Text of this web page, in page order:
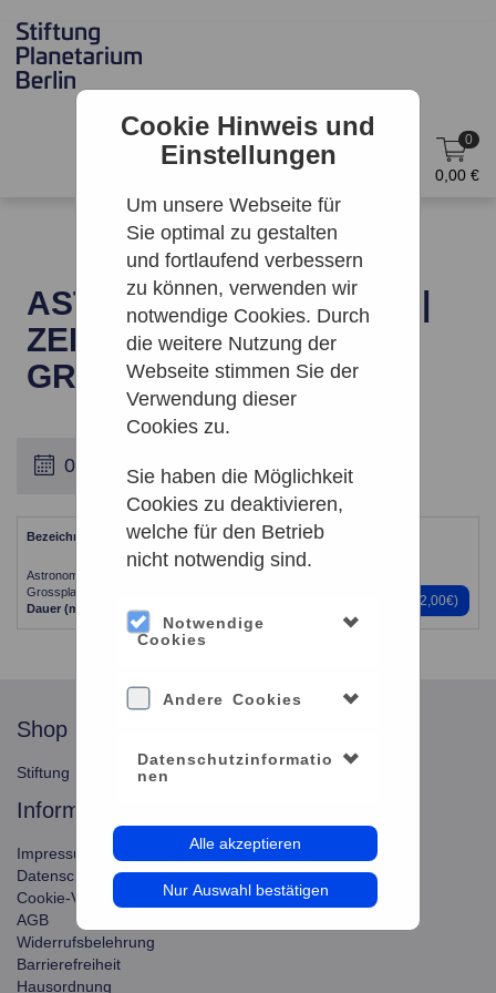
Cookie Hinweis und
Einstellungen
Um unsere Webseite für
Sie optimal zu gestalten
und fortlaufend verbessern
zu können, verwenden wir
notwendige Cookies. Durch
die weitere Nutzung der
Webseite stimmen Sie der
Verwendung dieser
Cookies zu.
Sie haben die Möglichkeit
Cookies zu deaktivieren,
welche für den Betrieb
nicht notwendig sind.
Notwendige
Cookies
Andere Cookies
Datenschutzinformatio
nen
Alle akzeptieren
Nur Auswahl bestätigen
0
0,00 €
ASTRONOMIE AKTUELL |
ZEISS-
GROSSPLANETARIUM
Bezeichnung Zeitpunkt
Astronomie Aktuell | Zeiss-
Grossplanetarium
Dauer (min)
Plätze: (0,00€ - 12,00€)
shop
Stiftung Planetarium Berlin
information
Impressum
Datenschutz
Cookie-Verwendung
AGB
Widerrufsbelehrung
Barrierefreiheit
Hausordnung